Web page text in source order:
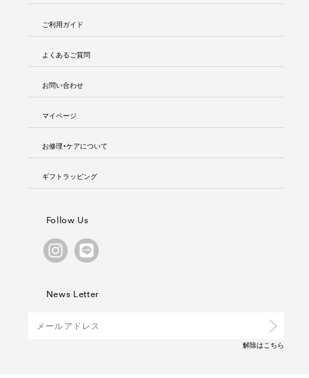
ご利用ガイド
よくあるご質問
お問い合わせ
マイページ
お修理・ケアについて
ギフトラッピング
Follow Us
News Letter
解除は こちら